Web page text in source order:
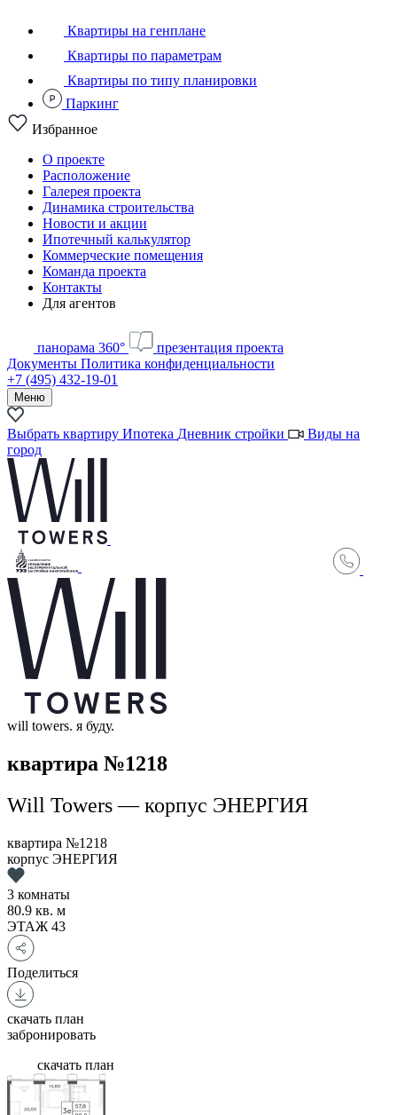
Квартиры на генплане
Квартиры по параметрам
Квартиры по типу планировки
Паркинг
Избранное
О проекте
Расположение
Галерея проекта
Динамика строительства
Новости и акции
Ипотечный калькулятор
Коммерческие помещения
Команда проекта
Контакты
Для агентов
панорама 360°
презентация проекта
Документы Политика конфиденциальности
+7 (495) 432-19-01
Меню
Выбрать квартиру Ипотека Дневник стройки
Виды на
город
will towers. я буду.
квартира №1218
Will Towers — корпус ЭНЕРГИЯ
квартира №1218
корпус ЭНЕРГИЯ
3 комнаты
80.9 кв. м
ЭТАЖ 43
Поделиться
скачать план
забронировать
скачать план